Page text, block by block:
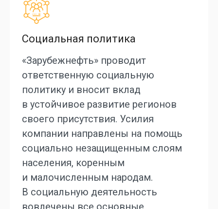
Социальная политика
«Зарубежнефть» проводит
ответственную социальную
политику и вносит вклад
в устойчивое развитие регионов
своего присутствия. Усилия
компании направлены на помощь
социально незащищенным слоям
населения, коренным
и малочисленным народам.
В социальную деятельность
вовлечены все основные